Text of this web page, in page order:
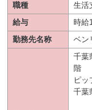
職種 生活
給与 時給
勤務先名称 ベン
千葉
階
ピッ
千葉